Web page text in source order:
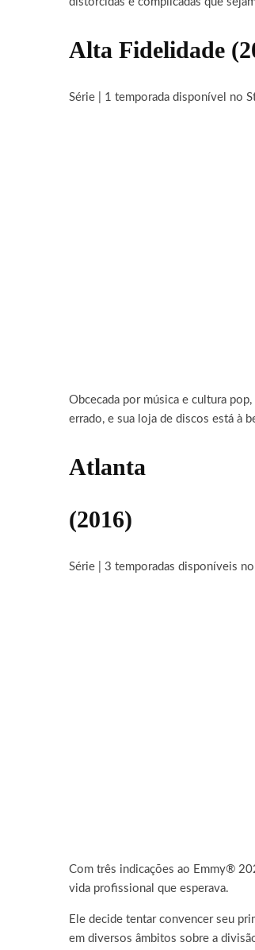
Alta Fidelidade
Série | 1 temporada disponível no
Obcecada por música e cultura pop,
errado, e sua loja de discos está à
Atlanta
(2016)
Série | 3 temporadas disponíveis no
Com três indicações ao Emmy®
vida profissional que esperava.
Ele decide tentar convencer seu
em diversos âmbitos sobre a